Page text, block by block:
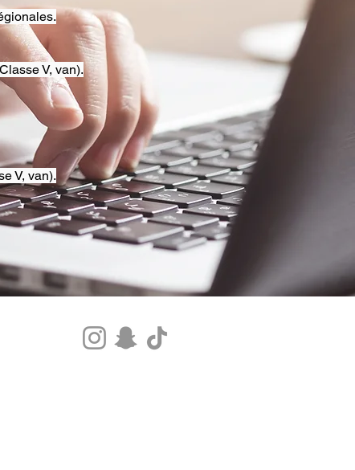
V, van).
V, van).